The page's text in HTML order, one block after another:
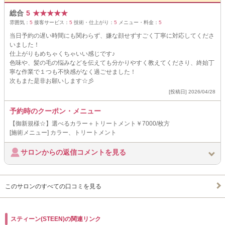
総合 5 ★★★★★
雰囲気： 5 接客サービス： 5 技術・仕上がり： 5 メニュー・料金： 5
当日予約の遅い時間にも関わらず、嫌な顔せずすごく丁寧に対応してくださ
いました！
仕上がりもめちゃくちゃいい感じです♪
色味や、髪の毛の悩みなどを伝えても分かりやすく教えてくださり、終始丁
寧な作業で１つも不快感がなく過ごせました！
次もまた是非お願いします☆彡
[投稿日] 2026/04/28
予約時のクーポン・メニュー
【御新規様☆】選べるカラー＋トリートメント￥7000/枚方
[施術メニュー] カラー、トリートメント
サロンからの返信コメントを見る
このサロンのすべての口コミを見る
スティーン(STEEN)の関連リンク